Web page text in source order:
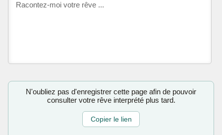
N'oubliez pas d'enregistrer cette page afin de pouvoir
consulter votre rêve interprété plus tard.
Copier le lien